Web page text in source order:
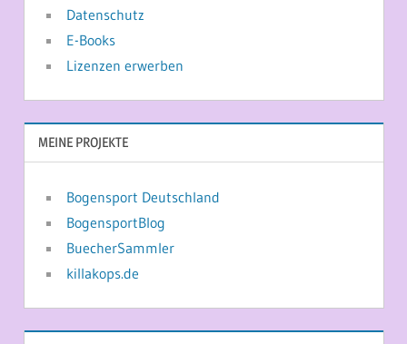
Datenschutz
E-Books
Lizenzen erwerben
MEINE PROJEKTE
Bogensport Deutschland
BogensportBlog
BuecherSammler
killakops.de